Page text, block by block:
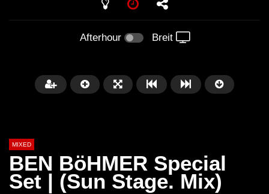
Afterhour Breit
MIXED
BEN BöHMER Special
Set | (Sun Stage. Mix)